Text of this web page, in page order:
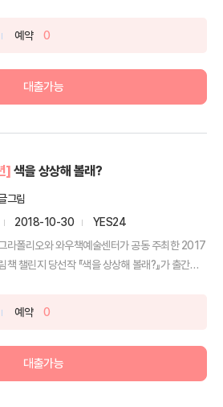
예약 0
대출가능
] 색을 상상해 볼래?
그림
2018-10-30
YES24
라폴리오와 와우책예술센터가 공동 주최한 2017
책 챌린지 당선작 『색을 상상해 볼래?』가 출간되
예약 0
대출가능